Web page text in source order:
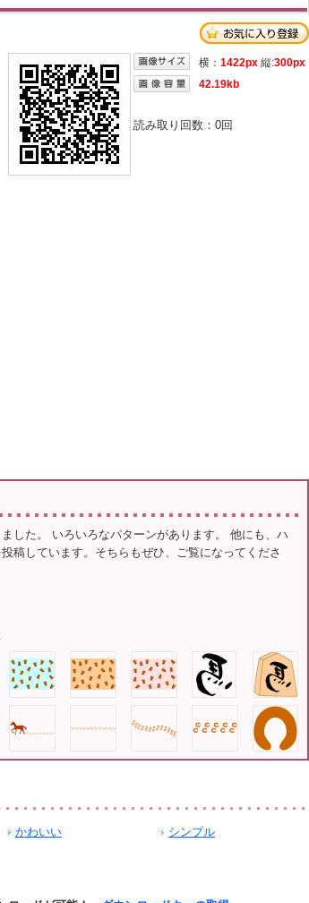
横： 1422px 縦:300px
42.19kb
読み取り回数： 0回
した。 いろいろなパターンがあります。 他にも、ハ
稿しています。そちらもぜひ、ご覧になってくださ
かわいい
シンプル